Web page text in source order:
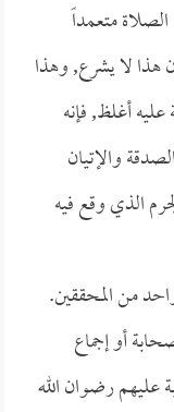
متعمداً
هذا لا يشرع, وهذا
أغلظ, فإنه
والإتيان
الذي وقع فيه
من المحققين.
أو إجماع
عليهم رضوان الله